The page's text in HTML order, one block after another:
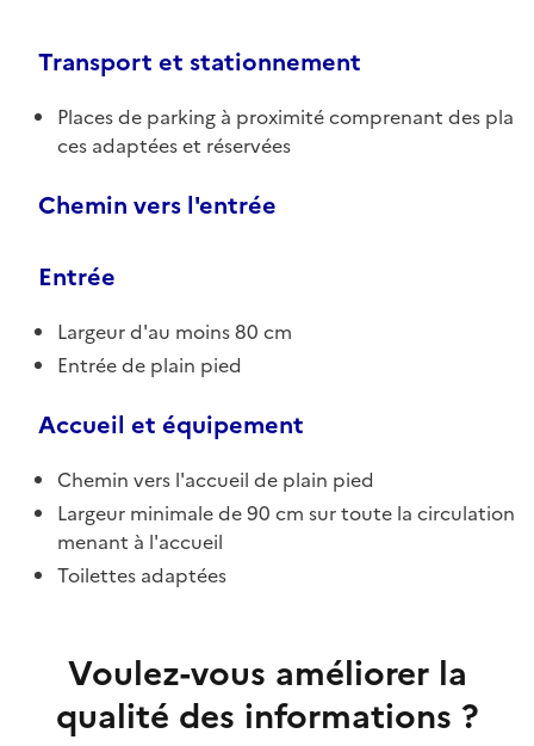
Transport et stationnement
Places de parking à proximité comprenant des pla
ces adaptées et réservées
Chemin vers l'entrée
Entrée
Largeur d'au moins 80 cm
Entrée de plain pied
Accueil et équipement
Chemin vers l'accueil de plain pied
Largeur minimale de 90 cm sur toute la circulation
menant à l'accueil
Toilettes adaptées
Voulez-vous améliorer la
qualité des informations ?